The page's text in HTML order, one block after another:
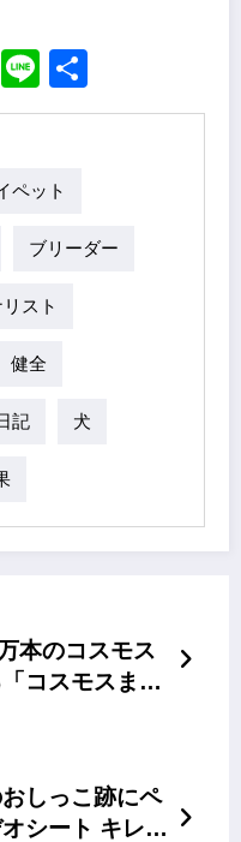
Pinterest
Line
ペット
ブリーダー
スト
健全
記 犬
本のコスモス
コスモスまつ
しっこ跡にペ
シート キレイ